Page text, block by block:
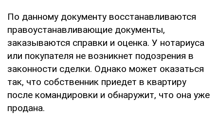
По данному документу восстанавливаются
правоустанавливающие документы,
заказываются справки и оценка. У нотариуса
или покупателя не возникнет подозрения в
законности сделки. Однако может оказаться
так, что собственник приедет в квартиру
после командировки и обнаружит, что она уже
продана.